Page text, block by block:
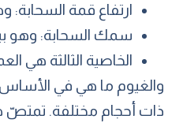
ارتفاع قمة السحابة:
سمك السحابة: وهو
الخاصية الثالثة هي
والغيوم ما هي في الأساس
ذات أحجام مختلفة. تمتصّ